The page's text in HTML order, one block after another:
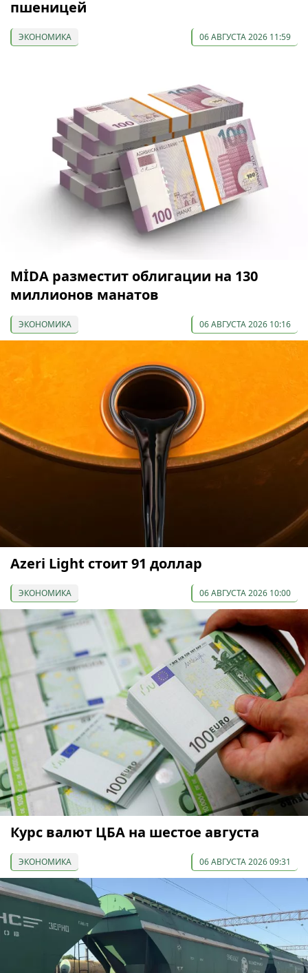
пшеницей
ЭКОНОМИКА 06 АВГУСТА 2026 11:59
МİDA разместит облигации на 130
миллионов манатов
ЭКОНОМИКА 06 АВГУСТА 2026 10:16
Azeri Light стоит 91 доллар
ЭКОНОМИКА 06 АВГУСТА 2026 10:00
Курс валют ЦБА на шестое августа
ЭКОНОМИКА 06 АВГУСТА 2026 09:31